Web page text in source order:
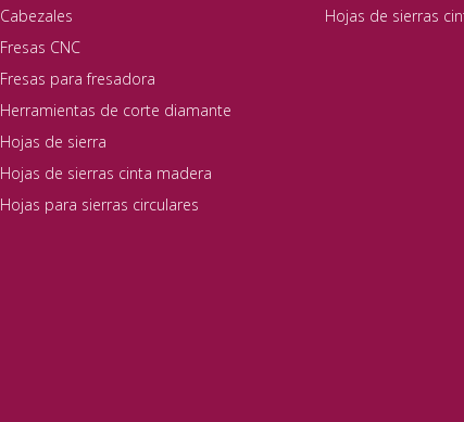
Cabezales
Fresas CNC
Fresas para fresadora
Herramientas de corte diamante
Hojas de sierra
Hojas de sierras cinta madera
Hojas para sierras circulares
Hojas de sierras